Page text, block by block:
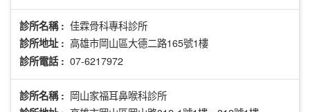
診所名稱 : 佳霖骨科專科診所
診所地址 : 高雄市岡山區大德二路165號1樓
診所電話 : 07-6217972
診所名稱 : 岡山家福耳鼻喉科診所